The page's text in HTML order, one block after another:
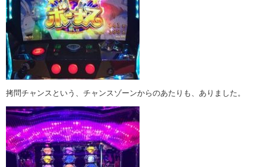
拷問チャンスという、チャンスゾーンからのあたりも、ありました。